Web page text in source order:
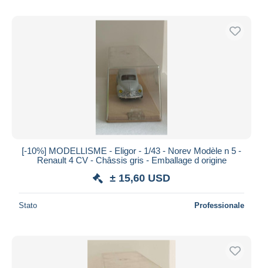
[-10%] MODELLISME - Eligor - 1/43 - Norev Modèle n 5 -
Renault 4 CV - Châssis gris - Emballage d origine
± 15,60 USD
Stato Professionale